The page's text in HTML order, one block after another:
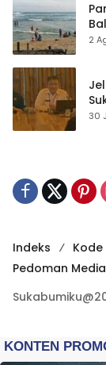
2
30
Indeks Kode
Pedoman